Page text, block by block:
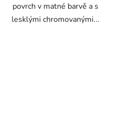
povrch v matné barvě a s
lesklými chromovanými...